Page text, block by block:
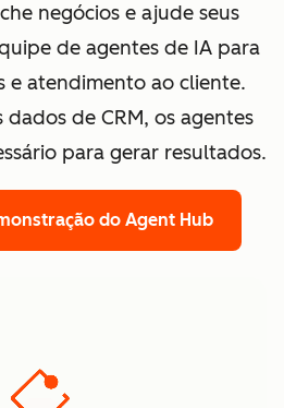
negócios e ajude seus
de agentes de IA para
e atendimento ao cliente.
dados de CRM, os agentes
para gerar resultados.
do Agent Hub